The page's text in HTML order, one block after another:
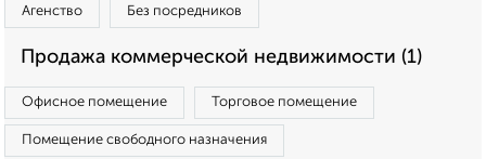
Агенство Без посредников
Продажа коммерческой недвижимости (1)
Офисное помещение Торговое помещение
Помещение свободного назначения